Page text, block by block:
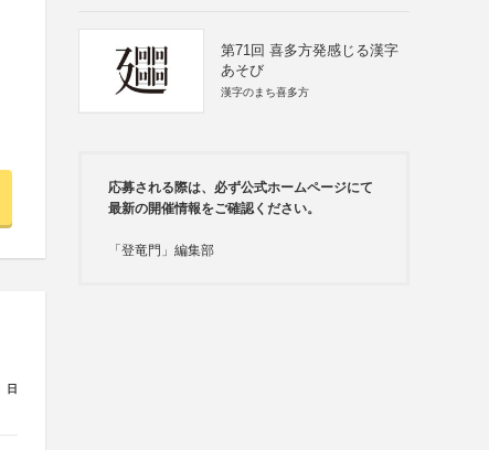
日
第71回 喜多方発感じる漢字
あそび
漢字のまち喜多方
応募される際は、必ず公式ホームページにて
最新の開催情報をご確認ください。
「登竜門」編集部